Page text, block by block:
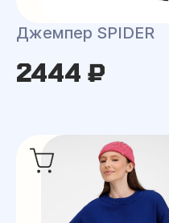
Джемпер SPIDER
2444 ₽